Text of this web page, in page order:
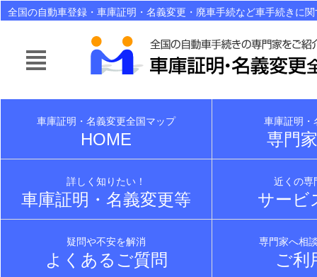
全国の自動車登録・車庫証明・名義変更・廃車手続など車手続きに
車庫証明・名義変更全国マップ
HOME
車庫証明・
専門
詳しく知りたい！
車庫証明・名義変更等
近くの専
サービ
疑問や不安を解消
よくあるご質問
専門家へ相
ご利